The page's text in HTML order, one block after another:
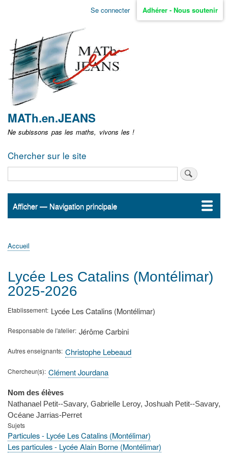
Aller
non
identifié
Se connecter Adhérer - Nous soutenir
MATh.en.JEANS
Ne subissons pas les maths, vivons les !
Chercher sur le site
Navigation
Afficher — Navigation principale
Accueil
ActualitésMATh.en.JEANS ?
Régions et Ateliers
Créer, gérer un atelier
Sujets/Publications
Congrès
d'Ariane
Accueil
Lycée Les Catalins (Montélimar)
2025-2026
Etablissement Lycée Les Catalins (Montélimar)
Responsable de l'atelier Jérôme Carbini
Autres enseignants Christophe Lebeaud
Chercheur(s) Clément Jourdana
Nom des élèves
Nathanael Petit--Savary, Gabrielle Leroy, Joshuah Petit--Savary,
Océane Jarrias-Perret
Sujets
Particules - Lycée Les Catalins (Montélimar)
Les particules - Lycée Alain Borne (Montélimar)